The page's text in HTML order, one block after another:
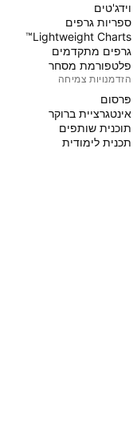
וידג'טים
ספריות גרפים
Lightweight Charts™
גרפים מתקדמים
פלטפורמת מסחר
הזדמנויות צמיחה
פּרסום
אינטגרציית ברוקר
תוכנית שותפים
תכנית לימודית